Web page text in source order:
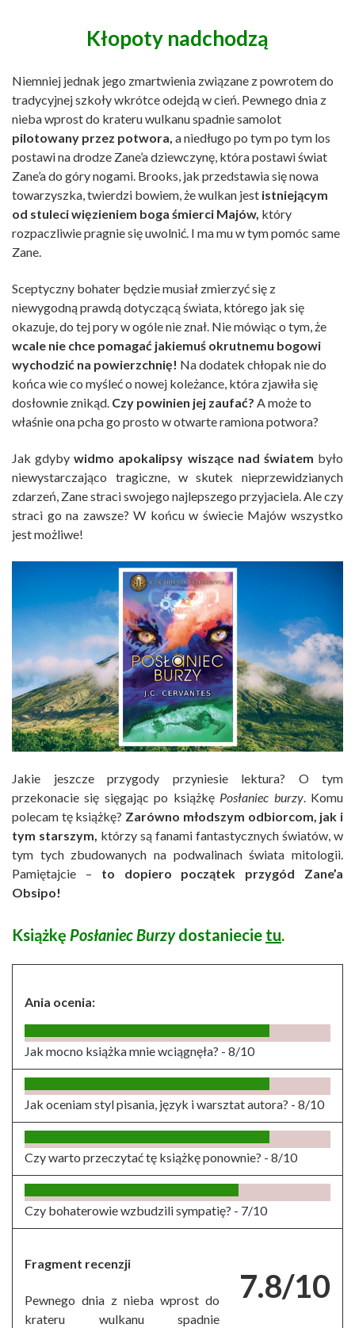
Kłopoty nadchodzą
Niemniej jednak jego zmartwienia związane z powrotem do
tradycyjnej szkoły wkrótce odejdą w cień. Pewnego dnia z
nieba wprost do krateru wulkanu spadnie samolot
pilotowany przez potwora, a niedługo po tym po tym los
postawi na drodze Zane’a dziewczynę, która postawi świat
Zane’a do góry nogami. Brooks, jak przedstawia się nowa
towarzyszka, twierdzi bowiem, że wulkan jest istniejącym
od stuleci więzieniem boga śmierci Majów, który
rozpaczliwie pragnie się uwolnić. I ma mu w tym pomóc same
Zane.
Sceptyczny bohater będzie musiał zmierzyć się z
niewygodną prawdą dotyczącą świata, którego jak się
okazuje, do tej pory w ogóle nie znał. Nie mówiąc o tym, że
wcale nie chce pomagać jakiemuś okrutnemu bogowi
wychodzić na powierzchnię! Na dodatek chłopak nie do
końca wie co myśleć o nowej koleżance, która zjawiła się
dosłownie znikąd. Czy powinien jej zaufać? A może to
właśnie ona pcha go prosto w otwarte ramiona potwora?
Jak gdybywidmo apokalipsy wiszące nad światem było
niewystarczająco tragiczne, w skutek nieprzewidzianych
zdarzeń, Zane straci swojego najlepszego przyjaciela. Ale czy
straci go na zawsze? W końcu w świecie Majów wszystko
jest możliwe!
Jakie jeszcze przygody przyniesie lektura? O tym
przekonacie się sięgając po książkę Posłaniec burzy. Komu
polecam tę książkę? Zarówno młodszym odbiorcom, jak i
tym starszym, którzy są fanami fantastycznych światów, w
tym tych zbudowanych na podwalinach świata mitologii.
Pamiętajcie – to dopiero początek przygód Zane’a
Obsipo!
Książkę Posłaniec Burzydostaniecie tu.
Ania ocenia:
Jak mocno książka mnie wciągnęła? - 8/10
Jak oceniam styl pisania, język i warsztat autora? - 8/10
Czy warto przeczytać tę książkę ponownie? - 8/10
Czy bohaterowie wzbudzili sympatię? - 7/10
7.8/10
Fragment recenzji
Pewnego dnia z nieba wprost do
krateru wulkanu spadnie